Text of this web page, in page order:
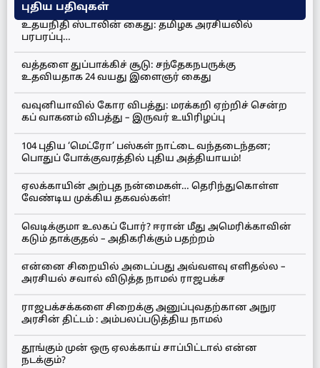
புதிய பதிவுகள்
உதயநிதி ஸ்டாலின் கைது: தமிழக அரசியலில்
பரபரப்பு…
வத்தளை துப்பாக்கிச் சூடு: சந்தேகநபருக்கு
உதவியதாக 24 வயது இளைஞர் கைது
வவுனியாவில் கோர விபத்து: மரக்கறி ஏற்றிச் சென்ற
கப் வாகனம் விபத்து – இருவர் உயிரிழப்பு
104 புதிய ‘மெட்ரோ’ பஸ்கள் நாட்டை வந்தடைந்தன;
பொதுப் போக்குவரத்தில் புதிய அத்தியாயம்!
ஏலக்காயின் அற்புத நன்மைகள்… தெரிந்துகொள்ள
வேண்டிய முக்கிய தகவல்கள்!
வெடிக்குமா உலகப் போர்? ஈரான் மீது அமெரிக்காவின்
கடும் தாக்குதல் – அதிகரிக்கும் பதற்றம்
என்னை சிறையில் அடைப்பது அவ்வளவு எளிதல்ல –
அரசியல் சவால் விடுத்த நாமல் ராஜபக்ச
ராஜபக்சக்களை சிறைக்கு அனுப்புவதற்கான அநுர
அரசின் திட்டம் : அம்பலப்படுத்திய நாமல்
தூங்கும் முன் ஒரு ஏலக்காய் சாப்பிட்டால் என்ன
நடக்கும்?